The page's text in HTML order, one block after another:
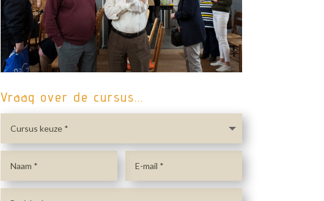
Vraag over de cursus...